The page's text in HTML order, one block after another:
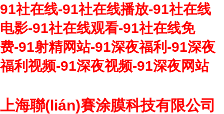
91社在线-91社在线播放-91社在线
电影-91社在线观看-91社在线免
费-91射精网站-91深夜福利-91深夜
福利视频-91深夜视频-91深夜网站
上海聯(lián)賽涂膜科技有限公司